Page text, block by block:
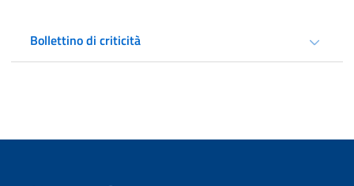
Bollettino di criticità